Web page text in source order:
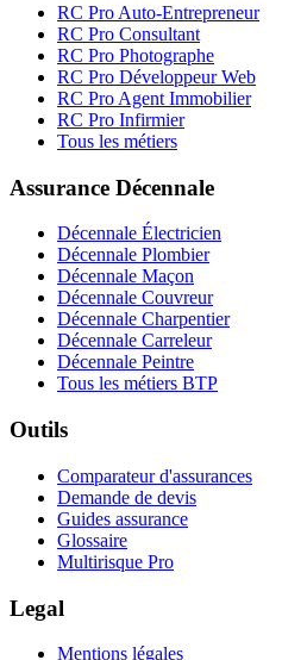
RC Pro Auto-Entrepreneur
RC Pro Consultant
RC Pro Photographe
RC Pro Développeur Web
RC Pro Agent Immobilier
RC Pro Infirmier
Tous les métiers
Assurance Décennale
Décennale Électricien
Décennale Plombier
Décennale Maçon
Décennale Couvreur
Décennale Charpentier
Décennale Carreleur
Décennale Peintre
Tous les métiers BTP
Outils
Comparateur d'assurances
Demande de devis
Guides assurance
Glossaire
Multirisque Pro
Legal
Mentions légales